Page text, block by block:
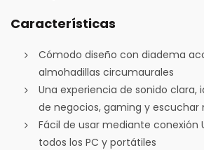
Características
Cómodo diseño con diadema
almohadillas circumaurales
Una experiencia de sonido clara,
de negocios, gaming y escuchar
Fácil de usar mediante conexión
todos los PC y portátiles